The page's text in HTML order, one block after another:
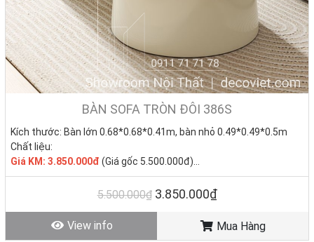
BÀN SOFA TRÒN ĐÔI 386S
Kích thước: Bàn lớn 0.68*0.68*0.41m, bàn nhỏ 0.49*0.49*0.5m
Chất liệu:
Giá KM: 3.850.000đ (Giá gốc 5.500.000đ)
Tình trạng: Hàng mới - Còn hàng
5.500.000₫ 3.850.000₫
View info Mua Hàng